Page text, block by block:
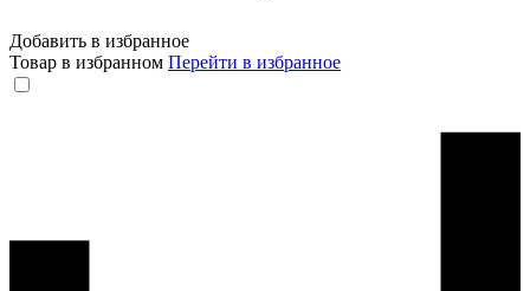
Добавить в избранное
Товар в избранном Перейти в избранное